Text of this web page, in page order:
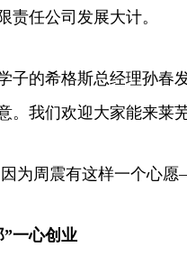
责任公司发展大计。
的希格斯总经理孙春发
。我们欢迎大家能来莱
周震有这样一个心愿
”一心创业